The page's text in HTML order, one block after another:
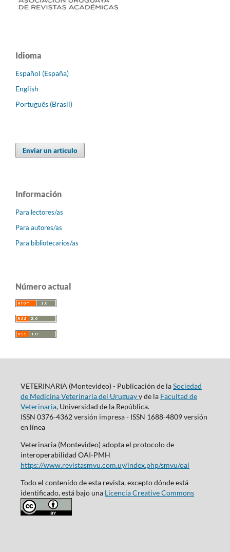
Idioma
Español (España)
English
Português (Brasil)
Enviar un artículo
Información
Para lectores/as
Para autores/as
Para bibliotecarios/as
Número actual
VETERINARIA (Montevideo) - Publicación de laSociedad
de Medicina Veterinaria del Uruguayy de la Facultad de
Veterinaria, Universidad de la República.
ISSN 0376-4362 versión impresa - ISSN 1688-4809 versión
en línea
Veterinaria (Montevideo) adopta el protocolo de
interoperabilidad OAI-PMH
https://www.revistasmvu.com.uy/index.php/smvu/oai
Todo el contenido de esta revista, excepto dónde está
identificado, está bajo una Licencia Creative Commons